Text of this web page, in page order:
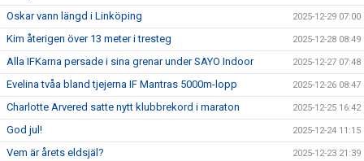
Oskar vann längd i Linköping 2025-12-29 07:00
Kim återigen över 13 meter i tresteg 2025-12-28 08:49
Alla IFKarna persade i sina grenar under SAYO Indoor 2025-12-27 07:48
Evelina tvåa bland tjejerna IF Mantras 5000m-lopp 2025-12-26 08:47
Charlotte Arvered satte nytt klubbrekord i maraton 2025-12-25 16:42
God jul! 2025-12-24 11:15
Vem är årets eldsjäl? 2025-12-23 21:39